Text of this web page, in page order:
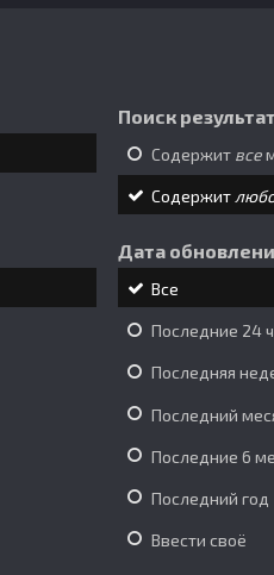
Поиск
Содержит все
Содержит
Дата
Все
Последние 24
Последняя
Последний
Последние 6
Последний год
Ввести своё